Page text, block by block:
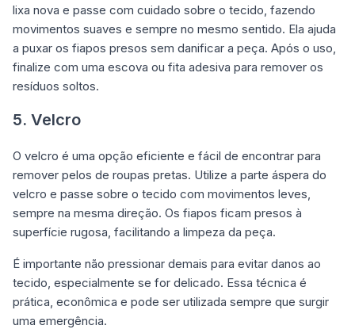
lixa nova e passe com cuidado sobre o tecido, fazendo
movimentos suaves e sempre no mesmo sentido. Ela ajuda
a puxar os fiapos presos sem danificar a peça. Após o uso,
finalize com uma escova ou fita adesiva para remover os
resíduos soltos.
5. Velcro
O velcro é uma opção eficiente e fácil de encontrar para
remover pelos de roupas pretas. Utilize a parte áspera do
velcro e passe sobre o tecido com movimentos leves,
sempre na mesma direção. Os fiapos ficam presos à
superfície rugosa, facilitando a limpeza da peça.
É importante não pressionar demais para evitar danos ao
tecido, especialmente se for delicado. Essa técnica é
prática, econômica e pode ser utilizada sempre que surgir
uma emergência.